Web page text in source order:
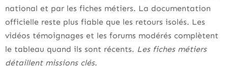
national et par les fiches métiers. La documentation
officielle reste plus fiable que les retours isolés. Les
vidéos témoignages et les forums modérés complètent
le tableau quand ils sont récents. Les fiches métiers
détaillent missions clés.